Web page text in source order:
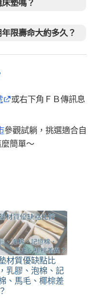
換一次？泡棉、記憶
墊嗎？
人家睡什麼床墊？如
限壽命大約多久？
或右下角ＦＢ傳訊息
參觀試躺，挑選適合自
簡單～
材質優缺點比
乳膠、泡棉、記
、馬毛、椰棕差